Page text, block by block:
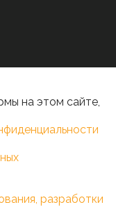
на этом сайте,
разработки